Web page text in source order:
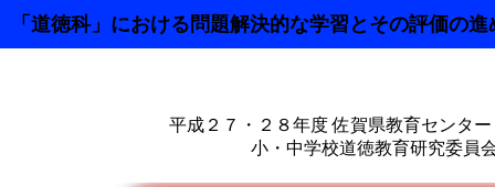
「道徳科」における問題解決的な学習とその評価の
平成２７・２８年度 佐賀県教育センタ
小・中学校道徳教育研究委員